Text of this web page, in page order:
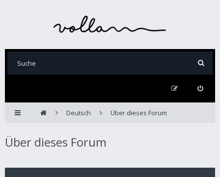
Deutsch Über dieses Forum
Über dieses Forum